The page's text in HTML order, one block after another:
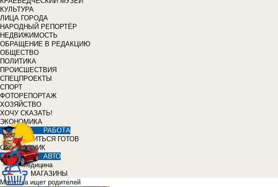
КУЛЬТУРА
ЛИЦА ГОРОДА
НАРОДНЫЙ РЕПОРТЁР
НЕДВИЖИМОСТЬ
ОБРАЩЕНИЕ В РЕДАКЦИЮ
ОБЩЕСТВО
ПОЛИТИКА
ПРОИСШЕСТВИЯ
СПЕЦПРОЕКТЫ
СПОРТ
ФОТОРЕПОРТАЖ
ХОЗЯЙСТВО
ХОЧУ СКАЗАТЬ!
ЭКОНОМИКА
РАБОТА
УЧИТЬСЯ ГОТОВ
СПРАВОЧНИК
АВТО
Медицина
МАГАЗИНЫ
Малютка ищет родителей